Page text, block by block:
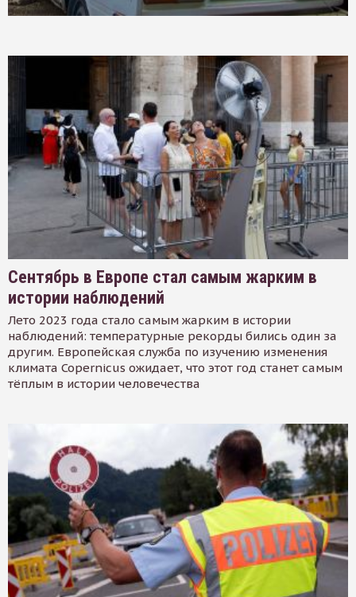
Сентябрь в Европе стал самым жарким в
истории наблюдений
Лето 2023 года стало самым жарким в истории
наблюдений: температурные рекорды бились один за
другим. Европейская служба по изучению изменения
климата Copernicus ожидает, что этот год станет самым
тёплым в истории человечества